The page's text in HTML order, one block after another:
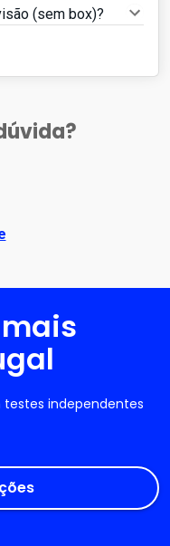
(sem box)?
testes independentes